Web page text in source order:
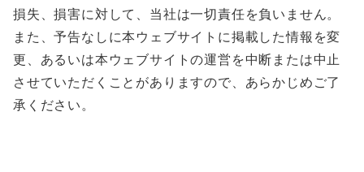
損失、損害に対して、当社は一切責任を負いません。
また、予告なしに本ウェブサイトに掲載した情報を変
更、あるいは本ウェブサイトの運営を中断または中止
させていただくことがありますので、あらかじめご了
承ください。